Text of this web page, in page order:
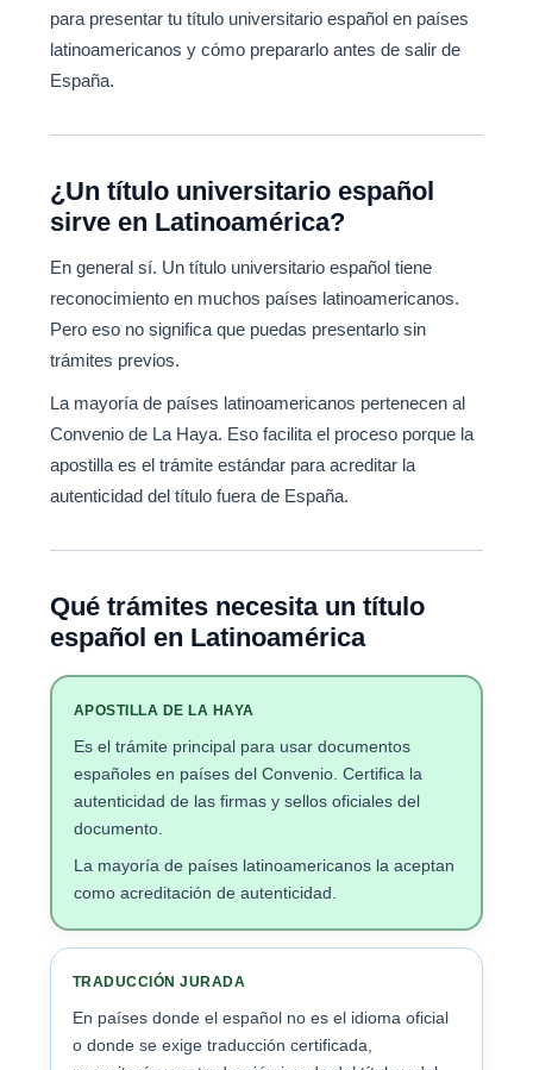
para presentar tu título universitario español en países
latinoamericanos y cómo prepararlo antes de salir de
España.
¿Un título universitario español
sirve en Latinoamérica?
En general sí. Un título universitario español tiene
reconocimiento en muchos países latinoamericanos.
Pero eso no significa que puedas presentarlo sin
trámites previos.
La mayoría de países latinoamericanos pertenecen al
Convenio de La Haya. Eso facilita el proceso porque la
apostilla es el trámite estándar para acreditar la
autenticidad del título fuera de España.
Qué trámites necesita un título
español en Latinoamérica
APOSTILLA DE LA HAYA
Es el trámite principal para usar documentos
españoles en países del Convenio. Certifica la
autenticidad de las firmas y sellos oficiales del
documento.
La mayoría de países latinoamericanos la aceptan
como acreditación de autenticidad.
TRADUCCIÓN JURADA
En países donde el español no es el idioma oficial
o donde se exige traducción certificada,